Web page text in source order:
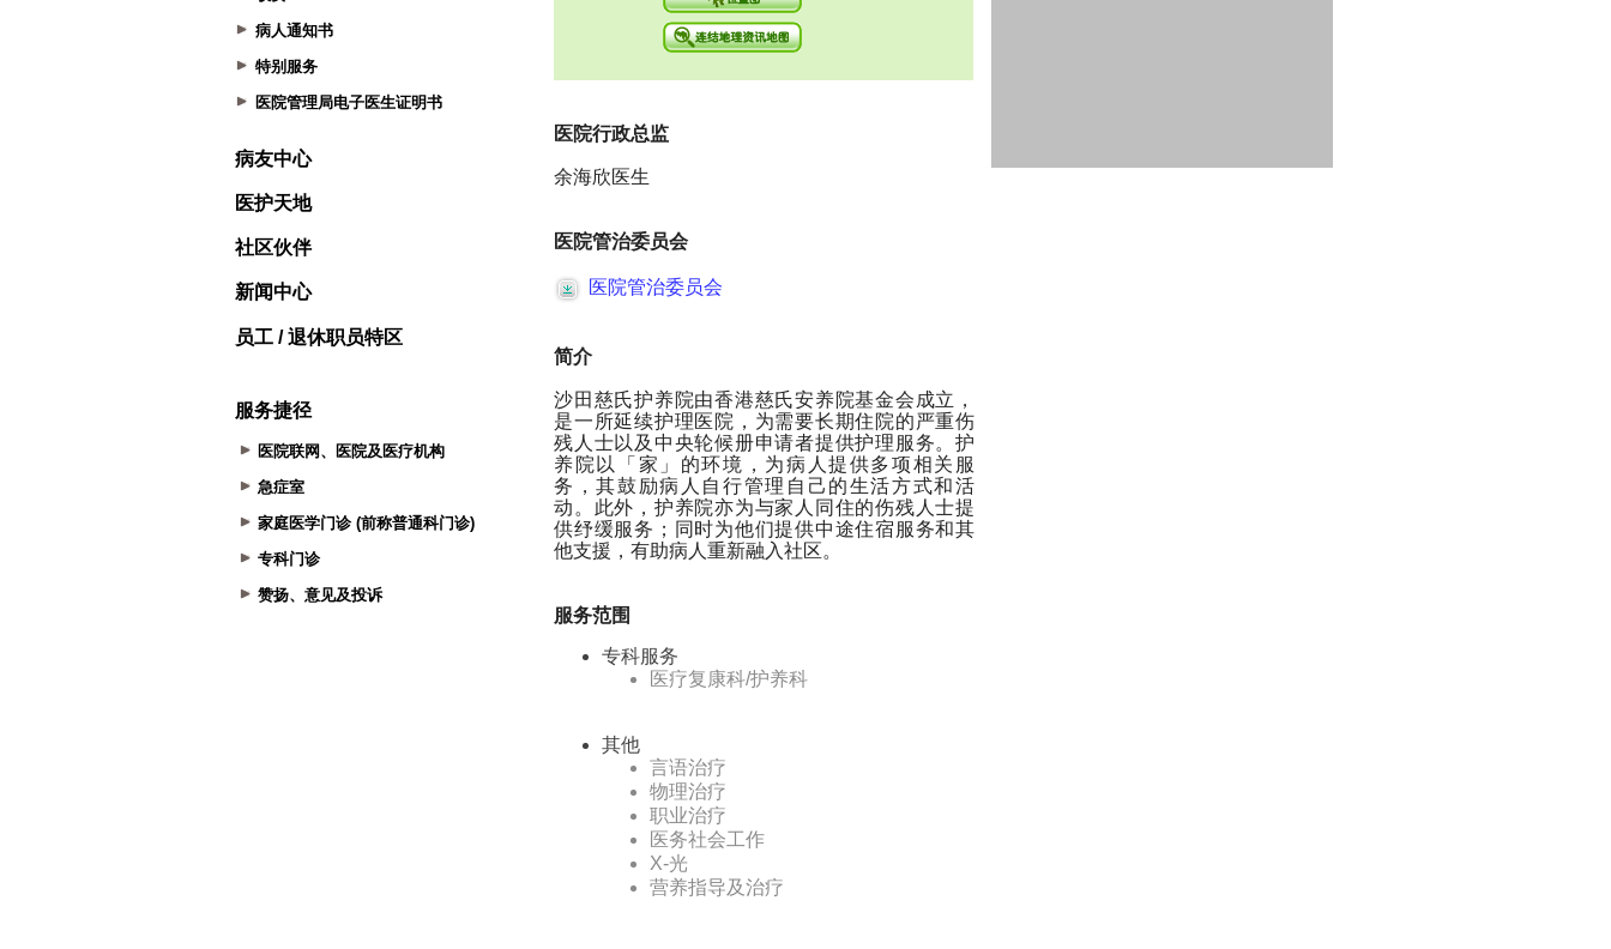
病人通知书
特别服务
医院管理局电子医生证明书
病友中心
医护天地
社区伙伴
新闻中心
员工 / 退休职员特区
服务捷径
医院联网、医院及医疗机构
急症室
家庭医学门诊 (前称普通科门诊)
专科门诊
赞扬、意见及投诉